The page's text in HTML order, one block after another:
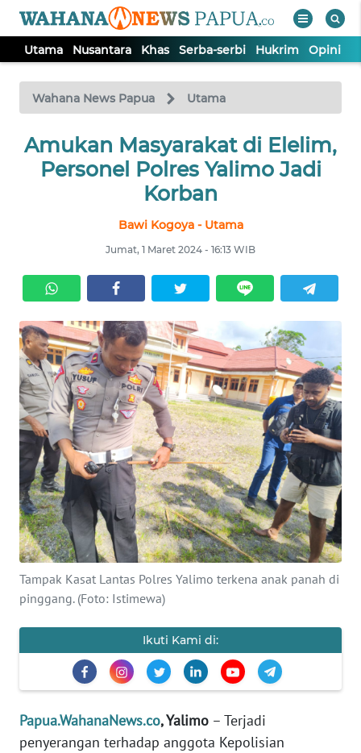
Utama Nusantara Khas Serba-serbi Hukrim Opini
Wahana News Papua Utama
Amukan Masyarakat di Elelim,
Personel Polres Yalimo Jadi
Korban
Bawi Kogoya - Utama
Jumat, 1 Maret 2024 - 16:13 WIB
Tampak Kasat Lantas Polres Yalimo terkena anak panah di
pinggang. (Foto: Istimewa)
Ikuti Kami di:
Papua.WahanaNews.co, Yalimo – Terjadi
penyerangan terhadap anggota Kepolisian
TV
Tutup
UTAMA
SERBA-
SERBI
HUKRIM
OPINI
PERISTIWA
Informasi
INDEKS
BERITA
KAMI
INFO
TENTANG
PEDOMAN